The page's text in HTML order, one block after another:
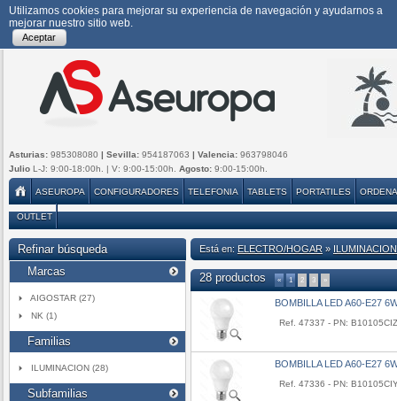
Utilizamos cookies para mejorar su experiencia de navegación y ayudarnos a
mejorar nuestro sitio web.
Aceptar
Asturias: 985308080 | Sevilla: 954187063 | Valencia: 963798046
Julio L-J: 9:00-18:00h. | V: 9:00-15:00h. Agosto: 9:00-15:00h.
ASEUROPA CONFIGURADORES TELEFONIA TABLETS PORTATILES
OUTLET
Refinar búsqueda
Marcas
AIGOSTAR (27)
NK (1)
Familias
ILUMINACION (28)
Subfamilias
Está en: ELECTRO/HOGAR » ILUMINACION
28 productos « 1 2 3 »
BOMBILLA LED A60-E27
Ref. 47337 - PN: B10105CIZ
BOMBILLA LED A60-E27
Ref. 47336 - PN: